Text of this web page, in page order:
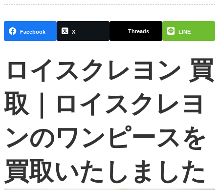
よくある質問
お問い合わせ
0120-29-5302
受付時間9:00〜18:00（年中無休※年末年始は除く）
お申し込みフォーム
Facebook X Threads LINE
ロイスクレヨン 買
取｜ロイスクレヨ
ンのワンピースを
買取いたしました